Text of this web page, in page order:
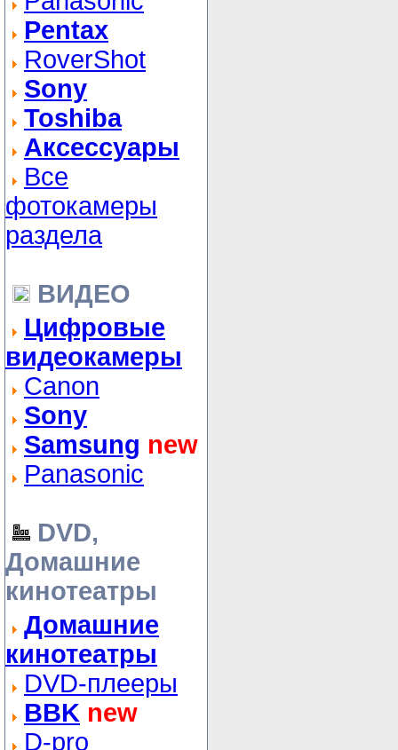
Pentax
RoverShot
Sony
Toshiba
Аксессуары
Все
фотокамеры
раздела
ВИДЕО
Цифровые
видеокамеры
Canon
Sony
Samsung new
Panasonic
DVD,
Домашние
кинотеатры
Домашние
кинотеатры
DVD-плееры
BBK new
D-pro